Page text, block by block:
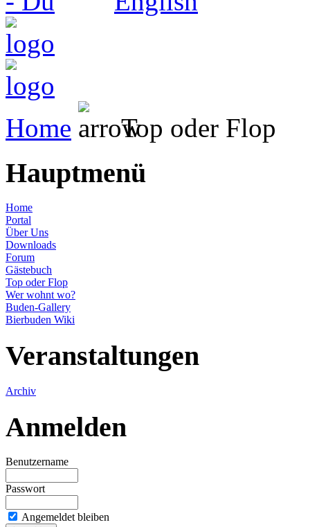
Home Top oder Flop
Hauptmenü
Home
Portal
Über Uns
Downloads
Forum
Gästebuch
Top oder Flop
Wer wohnt wo?
Buden-Gallery
Bierbuden Wiki
Veranstaltungen
Archiv
Anmelden
Benutzername
Passwort
Angemeldet bleiben